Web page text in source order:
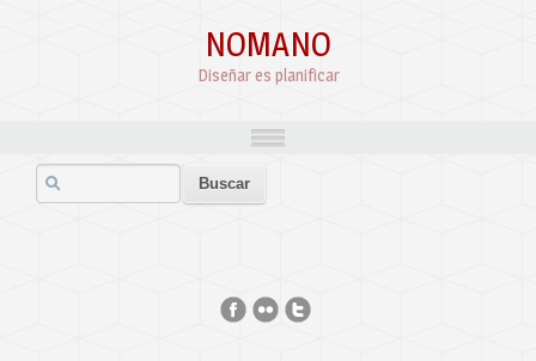
NOMANO
Diseñar es planificar